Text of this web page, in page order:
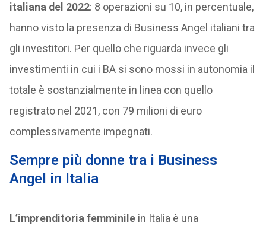
italiana del 2022: 8 operazioni su 10, in percentuale,
hanno visto la presenza di Business Angel italiani tra
gli investitori. Per quello che riguarda invece gli
investimenti in cui i BA si sono mossi in autonomia il
totale è sostanzialmente in linea con quello
registrato nel 2021, con 79 milioni di euro
complessivamente impegnati.
Sempre più donne tra i Business
Angel in Italia
L’imprenditoria femminilein Italia è una